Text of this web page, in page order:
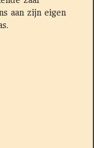
aan zijn eigen